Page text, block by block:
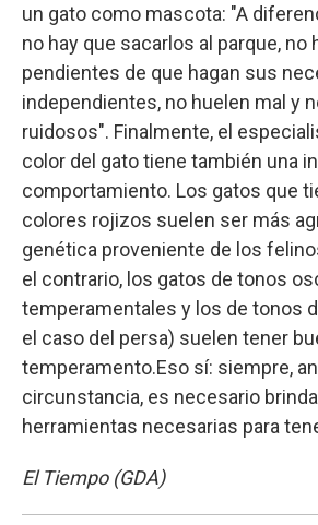
un gato como mascota: "A
no hay que sacarlos al parque, no
pendientes de que hagan sus
independientes, no huelen mal y
ruidosos". Finalmente, el
color del gato tiene también una
comportamiento. Los gatos que
colores rojizos suelen ser más
genética proveniente de los
el contrario, los gatos de tonos
temperamentales y los de tonos
el caso del persa) suelen tener
temperamento.Eso sí: siempre,
circunstancia, es necesario
herramientas necesarias para
El Tiempo (GDA)